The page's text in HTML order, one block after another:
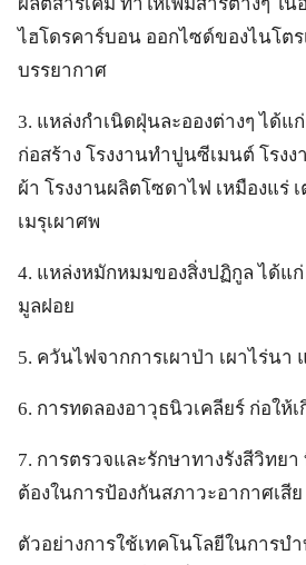
ไฮโดรคาร์บอน ออกไซด์ของไนโต
บรรยากาศ
3. แหล่งกําเนิดฝุ่นละอองต่างๆ ได้แ
ก่อสร้าง โรงงานทําปูนซีเมนต์ โรง
ผ้า โรงงานผลิตโซดาไฟ เหมืองแร่
เมรุเผาศพ
4. แหล่งหมักหมมของสิ่งปฏิกูล ได้แ
มูลฝอย
5. ควันไฟจากการเผาป่า เผาไร่นา
6. การทดลองอาวุธนิวเคลียร์ ก่อให้
7. การตรวจและรักษาทางรังสีวิทย
ต้องในการป้องกันสภาวะอากาศเสีย
ตัวอย่างการใช้เทคโนโลยีในการบ